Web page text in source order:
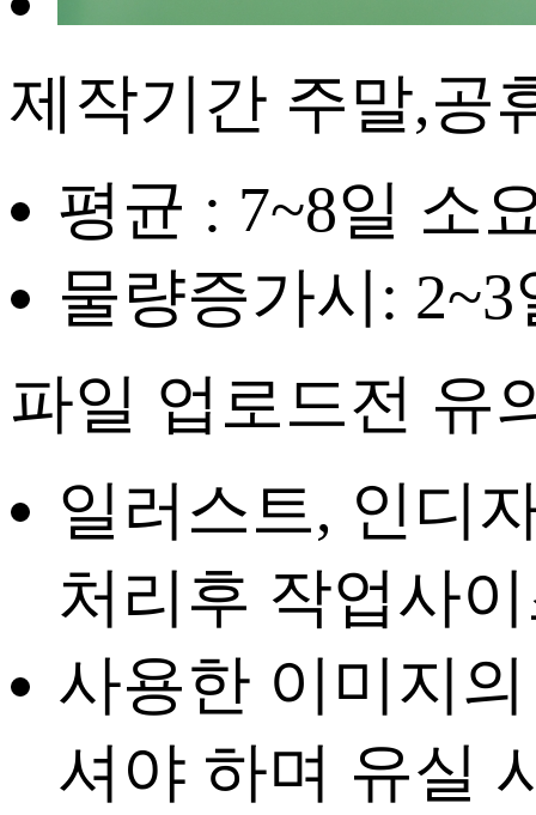
제작기간 주말,공
평균 : 7~8일 소
물량증가시:
파일 업로드전 유
일러스트, 인디
처리 후 작업사
사용한 이미지
셔야 하며 유실